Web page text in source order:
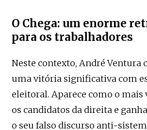
O Chega: um enorme
para os trabalhadores
Neste contexto, André Ventura
uma vitória significativa com
eleitoral. Aparece como o mais
os candidatos da direita e
o seu falso discurso anti-